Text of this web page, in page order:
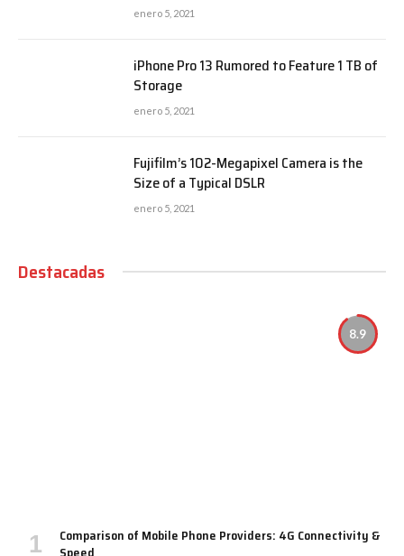
enero 5, 2021
iPhone Pro 13 Rumored to Feature 1 TB of
Storage
enero 5, 2021
Fujifilm’s 102-Megapixel Camera is the
Size of a Typical DSLR
enero 5, 2021
Destacadas
8.9
Comparison of Mobile Phone Providers: 4G Connectivity &